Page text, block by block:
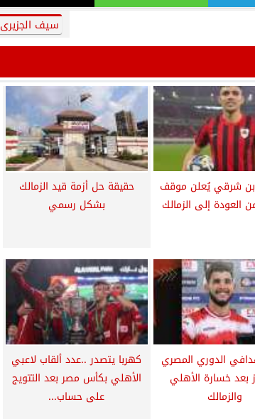
سيف الجزيرى
شرقي يُعلن موقف
العودة إلى الزمالك
حقيقة حل أزمة قيد الزمالك
بشكل رسمي
الدوري المصري
بعد خسارة الأهلي
والزمالك
كهربا يتصدر ..عدد ألقاب لاعبي
الأهلي بكأس مصر بعد التتويج
على حساب...